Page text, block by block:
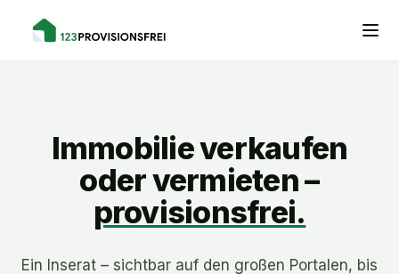
Immobilie verkaufen
oder vermieten –
provisionsfrei.
Ein Inserat – sichtbar auf den großen Portalen, bis